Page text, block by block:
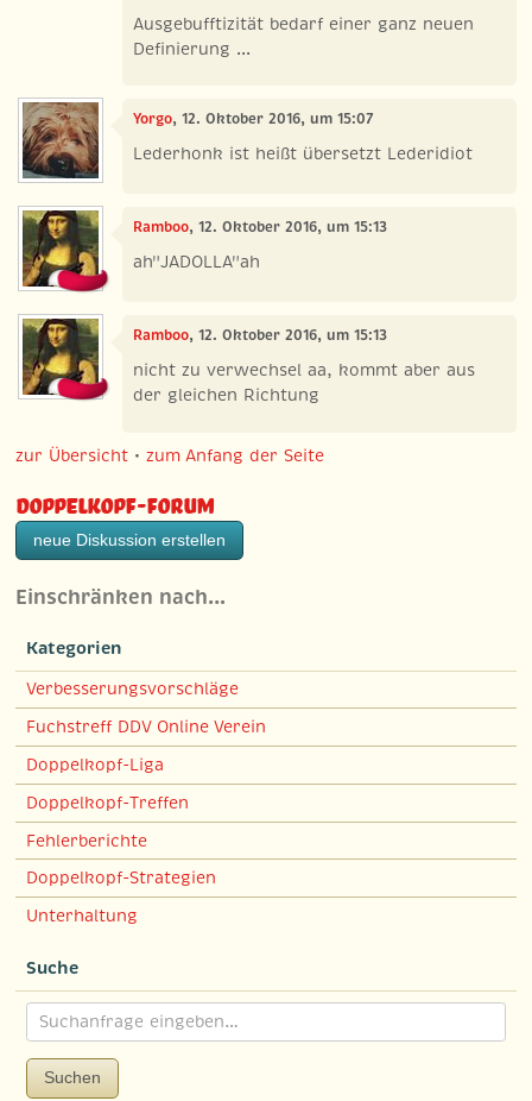
Ausgebufftizität bedarf einer ganz neuen
Definierung ...
Yorgo, 12. Oktober 2016, um 15:07
Lederhonk ist heißt übersetzt Lederidiot
Ramboo, 12. Oktober 2016, um 15:13
ah"JADOLLA"ah
Ramboo, 12. Oktober 2016, um 15:13
nicht zu verwechsel aa, kommt aber aus
der gleichen Richtung
zur Übersicht •zum Anfang der Seite
Doppelkopf-Forum
neue Diskussion erstellen
Einschränken nach…
Kategorien
Verbesserungsvorschläge
Fuchstreff DDV Online Verein
Doppelkopf-Liga
Doppelkopf-Treffen
Fehlerberichte
Doppelkopf-Strategien
Unterhaltung
Suche
Suchen